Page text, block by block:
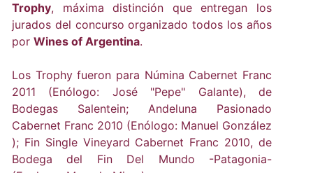
Trophy, máxima distinción que entregan los
jurados del concurso organizado todos los años
por Wines of Argentina.
Los Trophy fueron para Númina Cabernet Franc
2011 (Enólogo: José "Pepe" Galante), de
Bodegas Salentein; Andeluna Pasionado
Cabernet Franc 2010 (Enólogo: Manuel González
); Fin Single Vineyard Cabernet Franc 2010, de
Bodega del Fin Del Mundo -Patagonia-